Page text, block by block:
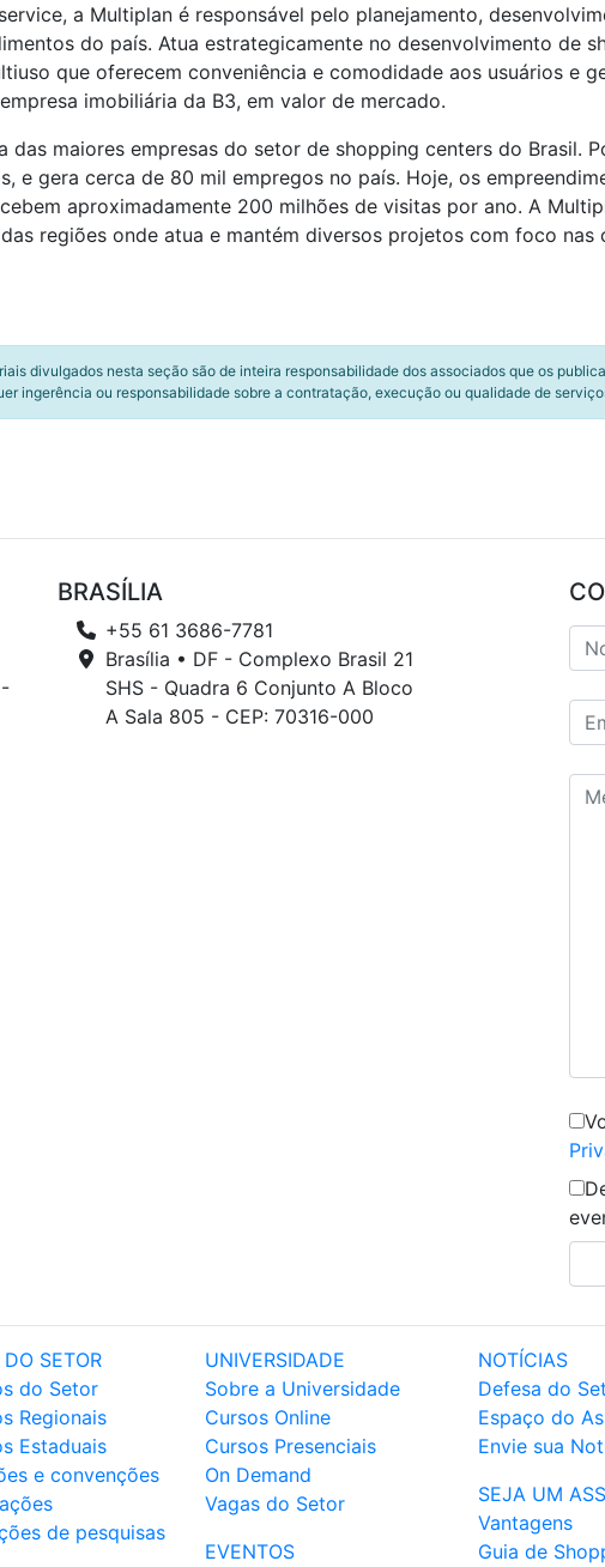
a Multiplan é responsável pelo planejamento,
do país. Atua estrategicamente no desenvolvimento de
que oferecem conveniência e comodidade aos usuários e
imobiliária da B3, em valor de mercado.
das maiores empresas do setor de shopping centers do Brasil.
e gera cerca de 80 mil empregos no país. Hoje, os
aproximadamente 200 milhões de visitas por ano. A
regiões onde atua e mantém diversos projetos com foco nas
divulgados nesta seção são de inteira responsabilidade dos associados que os
ingerência ou responsabilidade sobre a contratação, execução ou qualidade de
BRASÍLIA
+55 61 3686-7781
Brasília • DF - Complexo Brasil 21
SHS - Quadra 6 Conjunto A Bloco
A Sala 805 - CEP: 70316-000
SETOR
do Setor
Regionais
Estaduais
e convenções
de pesquisas
UNIVERSIDADE
Sobre a Universidade
Cursos Online
Cursos Presenciais
On Demand
Vagas do Setor
EVENTOS
NOTÍCIAS
Defesa do
Espaço do
Envie sua
SEJA UM
Vantagens
Guia de